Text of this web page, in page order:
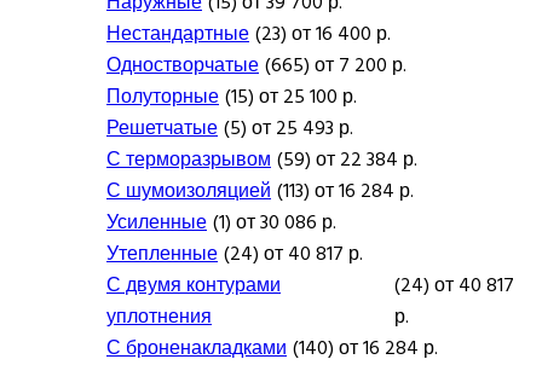
Нестандартные(23) от 16 400 р.
Одностворчатые(665) от 7 200 р.
Полуторные(15) от 25 100 р.
Решетчатые(5) от 25 493 р.
С терморазрывом(59) от 22 384 р.
С шумоизоляцией(113) от 16 284 р.
Усиленные(1) от 30 086 р.
Утепленные(24) от 40 817 р.
С двумя контурами
уплотнения
(24) от 40 817
р.
С броненакладками(140) от 16 284 р.